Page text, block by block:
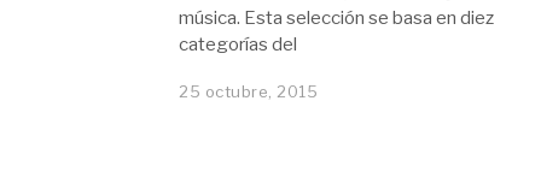
música. Esta selección se basa en diez
categorías del
25 octubre, 2015